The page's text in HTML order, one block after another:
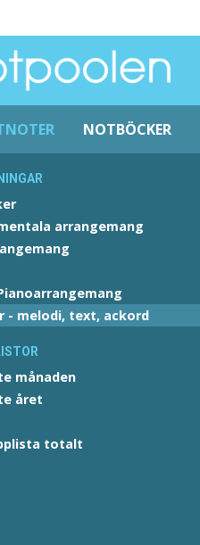
NOTBÖCKER
arrangemang
- melodi, text, ackord
månaden
året
totalt